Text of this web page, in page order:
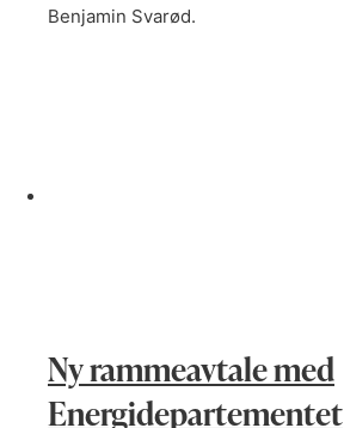
Benjamin Svarød.
Ny rammeavtale med
Energidepartementet